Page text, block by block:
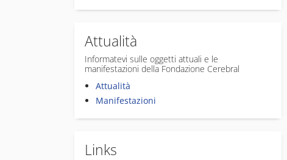
Attualità
Informatevi sulle oggetti attuali e le
manifestazioni della Fondazione Cerebral
Attualità
Manifestazioni
Links